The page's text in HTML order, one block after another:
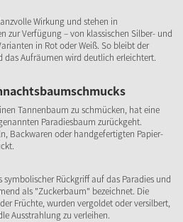
Wirkung und stehen in
zur Verfügung – von klassischen Silber- und
in Rot oder Weiß. So bleibt der
Aufräumen wird deutlich erleichtert.
Tannenbaum zu schmücken, hat eine
Paradiesbaum zurückgeht.
Backwaren oder handgefertigten Papier-
Rückgriff auf das Paradies und
als "Zuckerbaum" bezeichnet. Die
Früchte, wurden vergoldet oder versilbert,
Ausstrahlung zu verleihen.